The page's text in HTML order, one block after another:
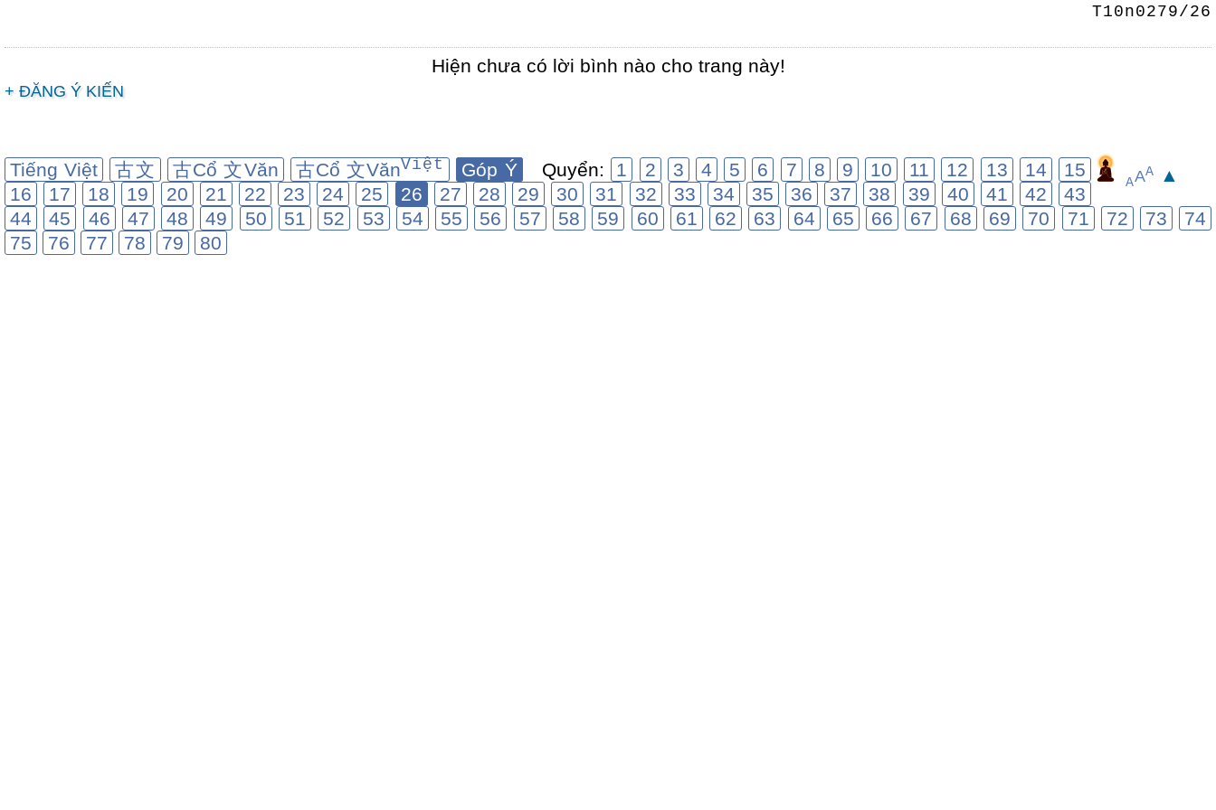
T10n0279/26
Hiện chưa có lời bình nào cho trang này!
+ ĐĂNG Ý KIẾN
Tiếng Việt 古文 古Cổ 文Văn 古Cổ 文VănViệt Góp Ý
AAA ▲
Quyển: 1 2 3 4 5 6 7 8 9 10 11 12 13 14
15
16
17 18 19 20 21 22 23 24 25 26 27 28 29 30 31 32 33 34 35 36 37 38 39 40 41 42
43
44
45 46 47 48 49 50 51 52 53 54 55 56 57 58 59 60 61 62 63 64 65 66 67 68 69 70 71 72 73
74
75
76 77 78 79 80